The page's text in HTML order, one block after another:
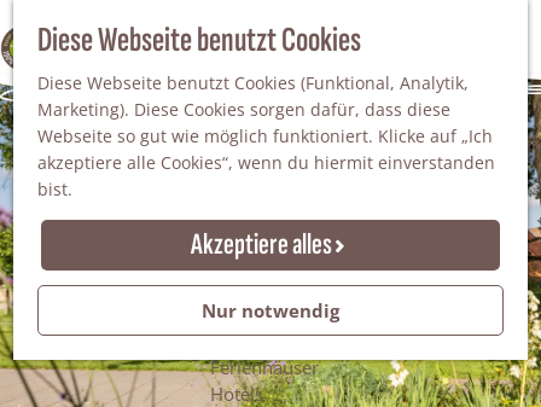
Diese Webseite benutzt Cookies
Diese Webseite benutzt Cookies (Funktional, Analytik,
Marketing). Diese Cookies sorgen dafür, dass diese
Webseite so gut wie möglich funktioniert. Klicke auf „Ich
akzeptiere alle Cookies“, wenn du hiermit einverstanden
bist.
Akzeptiere alles
Nur notwendig
100% WINTERSWIJK
S
u
c
h
e
n
M
e
n
ü
Da staunt man!
Freiheitsbäume
Natur
Naturgebiete
Nationaler Landschaftspark Winterswijk
Der Steingrube
Gärten & Parks
Übernachten
Campingplätze & Ferienparks
Gruppenunterkünfte
Bed & Breakfasts
Ferienhäuser
Hotels